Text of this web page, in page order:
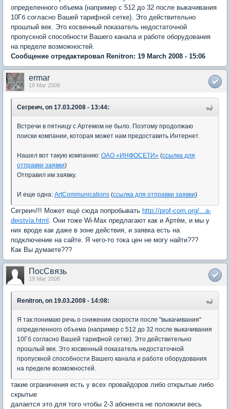
определенного объема (например с 512 до 32 после выкачивания
10Гб согласно Вашей тарифной сетке). Это действительно
прошлый век. Это косвенный показатель недостаточной
пропускной способности Вашего канала и работе оборудования
на пределе возможностей.
Сообщение отредактировал Renitron: 19 March 2008 - 15:06
ermar
19 Mar 2008
Сегреич, on 17.03.2008 - 13:44:
Встречи в пятницу с Артемом не было. Поэтому продолжаю
поиски компании, которая может нам предоставить Интернет.
Нашел вот такую компанию: ОАО «ИНФОСЕТИ» (ссылка для
отправки заявки)
Отправил им заявку.
И еще одна: ArtCommunications (ссылка для отправки заявки)
Сегреич!!! Может ещё сюда попробывать http://prof-com.org/...a-
deistvia.html . Они тоже Wi-Max предлагают как и Артём, и мы у
них вроде как даже в зоне действия, и заявка есть на
подключение на сайте. Я чего-то тока цен не могу найти???
Как Вы думаете???
ПосСвязь
19 Mar 2008
Renitron, on 19.03.2008 - 14:08:
Я так понимаю речь о снижении скорости после "выкачивания"
определенного объема (например с 512 до 32 после выкачивания
10Гб согласно Вашей тарифной сетке). Это действительно
прошлый век. Это косвенный показатель недостаточной
пропускной способности Вашего канала и работе оборудования
на пределе возможностей.
такие ограничения есть у всех провайдоров либо открытые либо
скрытые
далается это для того чтобы 2-3 абонента не положили весь